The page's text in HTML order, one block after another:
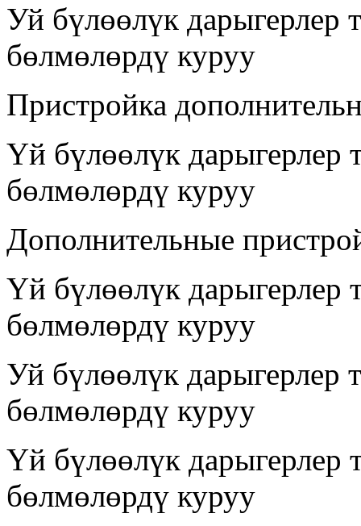
Уй бүлөөлүк дарыгерлер
бөлмөлөрдү куруу
Пристройка
Үй бүлөөлүк дарыгерлер
бөлмөлөрдү куруу
Дополнительные
Үй бүлөөлүк дарыгерлер
бөлмөлөрдү куруу
Уй бүлөөлүк дарыгерлер
бөлмөлөрдү куруу
Үй бүлөөлүк дарыгерлер
бөлмөлөрдү куруу